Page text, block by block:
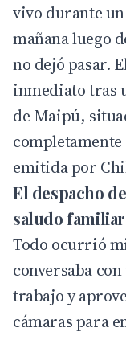
vivo durante
mañana luego
no dejó pasar.
inmediato tras
de Maipú,
emitida por
El despacho
saludo familiar
Todo ocurrió
conversaba
trabajo y
cámaras para